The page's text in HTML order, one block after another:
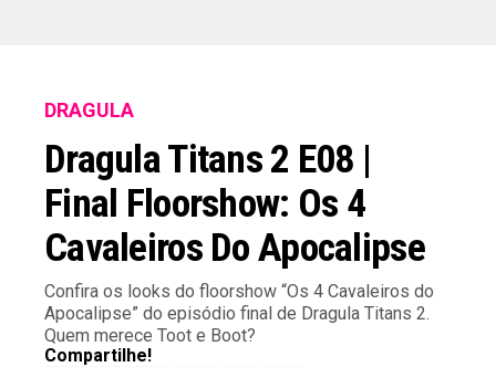
DRAGULA
Dragula Titans 2 E08 |
Final Floorshow: Os 4
Cavaleiros Do Apocalipse
Confira os looks do floorshow “Os 4 Cavaleiros do
Apocalipse” do episódio final de Dragula Titans 2.
Quem merece Toot e Boot?
Compartilhe!